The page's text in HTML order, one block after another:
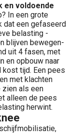
en voldoende
In een grote
dat een gefaseerd
belasting -
blijven bewegen-
uit 4 fasen, met
en opbouw naar
tijd. Een pees
met klachten
zien als een
alleen de pees
herwint.